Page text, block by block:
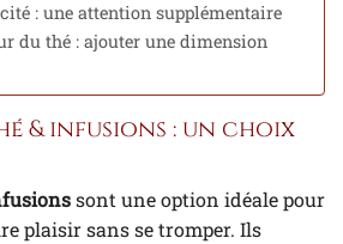
: une attention supplémentaire
du thé : ajouter une dimension
& infusions : un choix
sont une option idéale pour
plaisir sans se tromper. Ils